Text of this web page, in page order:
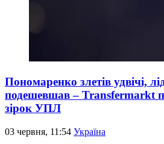
Пономаренко злетів удвічі,
подешевшав – Transfermarkt
зірок УПЛ
03 червня, 11:54 Україна